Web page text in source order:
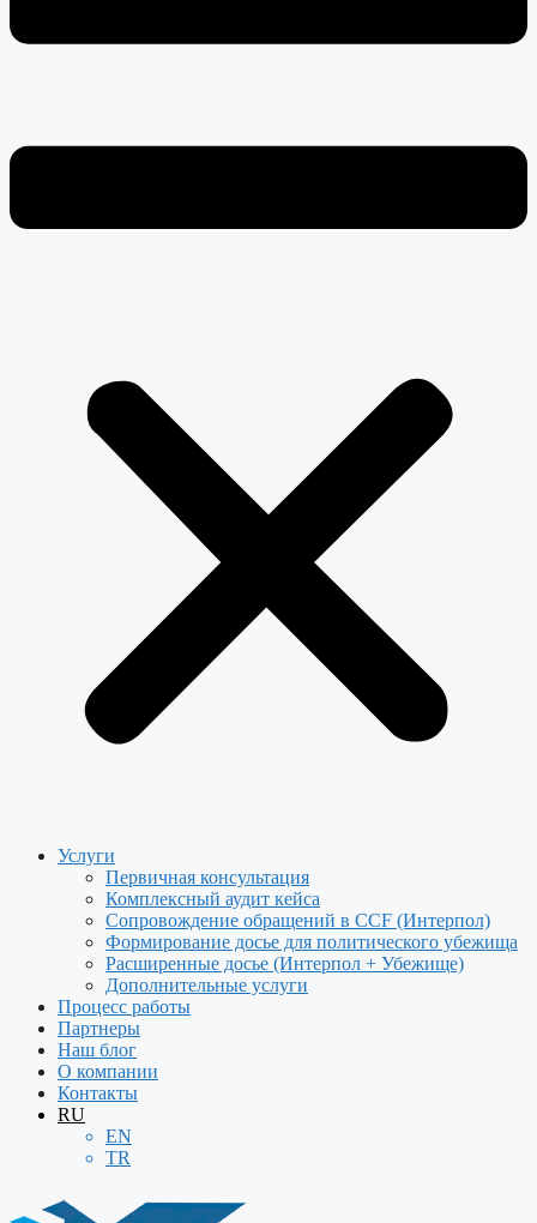
Услуги
Первичная консультация
Комплексный аудит кейса
Сопровождение обращений в CCF (Интерпол)
Формирование досье для политического убежища
Расширенные досье (Интерпол + Убежище)
Дополнительные услуги
Процесс работы
Партнеры
Наш блог
О компании
Контакты
RU
EN
TR